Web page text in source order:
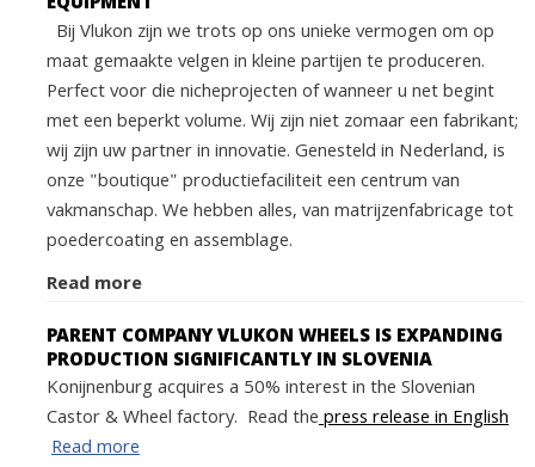
Bij Vlukon zijn we trots op ons unieke vermogen om op
maat gemaakte velgen in kleine partijen te produceren.
Perfect voor die nicheprojecten of wanneer u net begint
met een beperkt volume. Wij zijn niet zomaar een fabrikant;
wij zijn uw partner in innovatie. Genesteld in Nederland, is
onze "boutique" productiefaciliteit een centrum van
vakmanschap. We hebben alles, van matrijzenfabricage tot
poedercoating en assemblage.
Read more
PARENT COMPANY VLUKON WHEELS IS EXPANDING
PRODUCTION SIGNIFICANTLY IN SLOVENIA
Konijnenburg acquires a 50% interest in the Slovenian
Castor & Wheel factory. Read thepress release in English
Read more